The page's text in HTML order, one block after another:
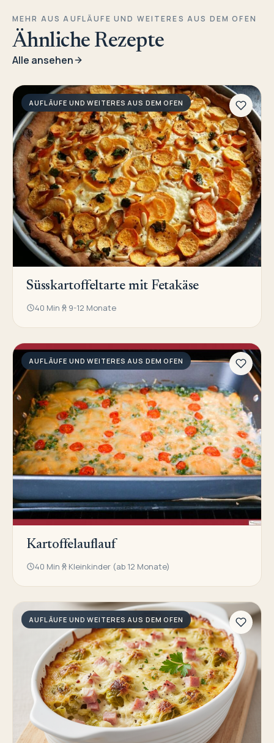
MEHR AUS AUFLÄUFE UND WEITERES AUS DEM OFEN
Ähnliche Rezepte
Alle ansehen
AUFLÄUFE UND WEITERES AUS DEM OFEN
Süsskartoffeltarte mit Fetakäse
40 Min 9-12 Monate
AUFLÄUFE UND WEITERES AUS DEM OFEN
Kartoffelauflauf
40 Min Kleinkinder (ab 12 Monate)
AUFLÄUFE UND WEITERES AUS DEM OFEN